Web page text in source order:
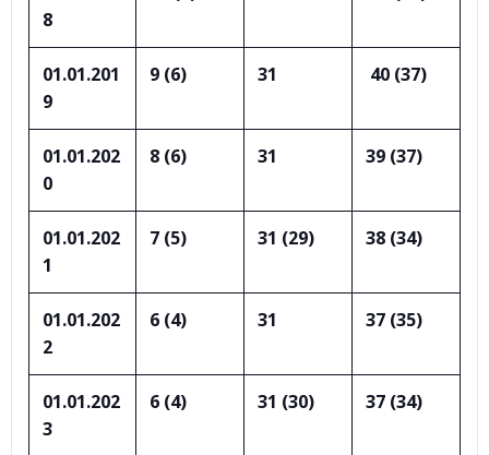
8
01.01.201
9
9 (6) 31 40 (37)
01.01.202
0
8 (6) 31 39 (37)
01.01.202
1
7 (5) 31 (29) 38 (34)
01.01.202
2
6 (4) 31 37 (35)
01.01.202
3
6 (4) 31 (30) 37 (34)